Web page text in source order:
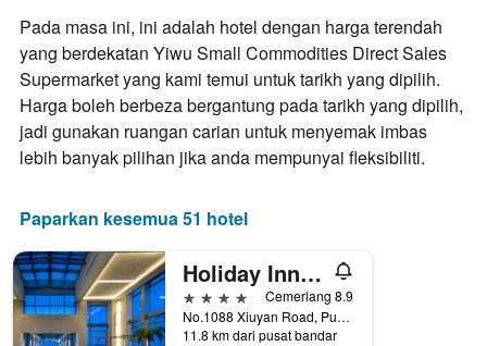
Pada masa ini, ini adalah hotel dengan harga terendah
yang berdekatan Yiwu Small Commodities Direct Sales
Supermarket yang kami temui untuk tarikh yang dipilih.
Harga boleh berbeza bergantung pada tarikh yang dipilih,
jadi gunakan ruangan carian untuk menyemak imbas
lebih banyak pilihan jika anda mempunyai fleksibiliti.
Paparkan kesemua 51 hotel
Holiday Inn Shanghai Pudong Kangqiao By IHG
4 bintang
Cemerlang 8.9
No.1088 Xiuyan Road, Pudong New Area, Shanghai, Cina
11.8 km dari pusat bandar